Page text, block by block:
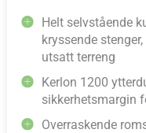
Helt selvstående
kryssende
utsatt terreng
Kerlon 1200
sikkerhetsmargin
Overraskende